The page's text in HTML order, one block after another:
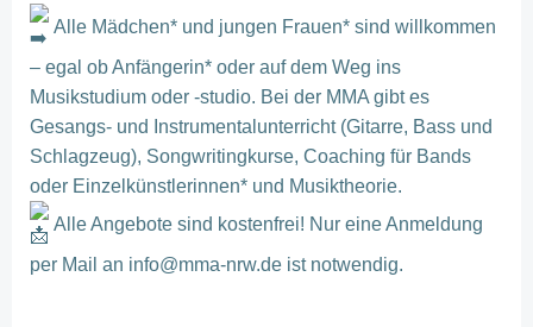
Alle Mädchen* und jungen Frauen* sind willkommen
– egal ob Anfängerin* oder auf dem Weg ins
Musikstudium oder -studio. Bei der MMA gibt es
Gesangs- und Instrumentalunterricht (Gitarre, Bass und
Schlagzeug), Songwritingkurse, Coaching für Bands
oder Einzelkünstlerinnen* und Musiktheorie.
Alle Angebote sind kostenfrei! Nur eine Anmeldung
per Mail an info@mma-nrw.de ist notwendig.